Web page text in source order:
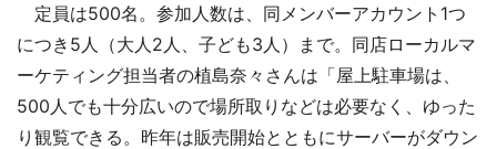
定員は500名。参加人数は、同メンバーアカウント1つ
につき5人（大人2人、子ども3人）まで。同店ローカルマ
ーケティング担当者の植島奈々さんは「屋上駐車場は、
500人でも十分広いので場所取りなどは必要なく、ゆった
り観覧できる。昨年は販売開始とともにサーバーがダウン